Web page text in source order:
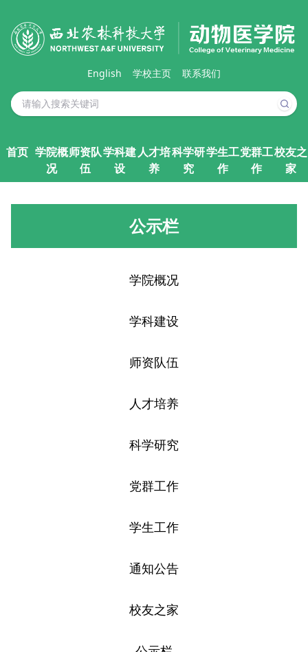
English 学校主页 联系我们
首页 学院概
况
师资队
伍
学科建
设
人才培
养
科学研
究
学生工
作
党群工
作
校友之
家
公示栏
学院概况
学科建设
师资队伍
人才培养
科学研究
党群工作
学生工作
通知公告
校友之家